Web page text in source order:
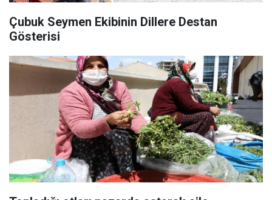
Çubuk Seymen Ekibinin Dillere Destan
Gösterisi